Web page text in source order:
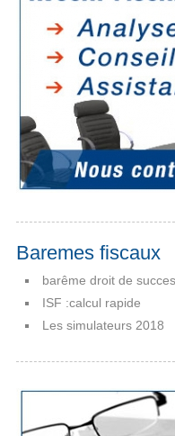
Baremes fiscaux
barême droit de
ISF :calcul rapide
Les simulateurs 2018